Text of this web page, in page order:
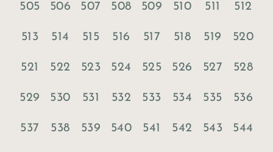
505 506 507 508 509 510 511 512
513 514 515 516 517 518 519 520
521 522 523 524 525 526 527 528
529 530 531 532 533 534 535 536
537 538 539 540 541 542 543 544